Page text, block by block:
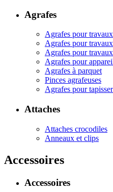
Agrafes
Agrafes pour
Agrafes pour
Agrafes pour
Agrafes pour
Agrafes à parquet
Pinces agrafeuses
Agrafes pour
Attaches
Attaches crocodiles
Anneaux et clips
Accessoires
Accessoires